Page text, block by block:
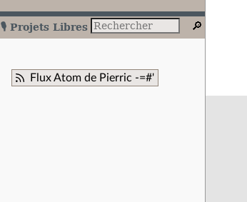
🎙️ Projets Libres
Flux Atom de Pierric -=#'